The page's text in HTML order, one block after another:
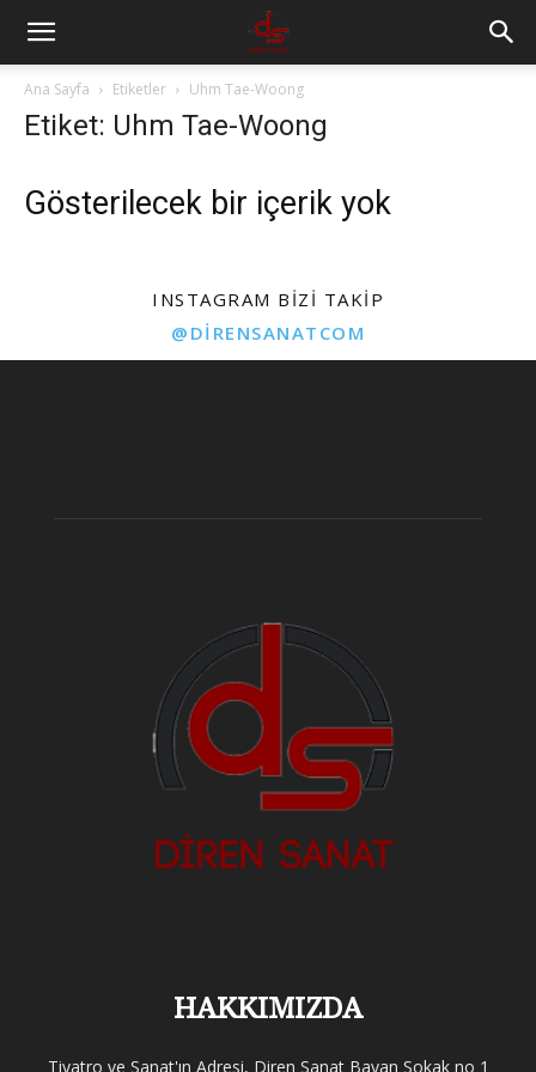
Ana Sayfa Etiketler Uhm Tae-Woong
Etiket: Uhm Tae-Woong
Gösterilecek bir içerik yok
INSTAGRAM BIZI TAKIP
@DIRENSANATCOM
HAKKIMIZDA
Tiyatro ve Sanat'ın Adresi, Diren Sanat Bayan Sokak no 1